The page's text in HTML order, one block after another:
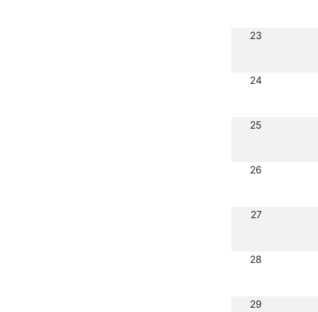
23
24
25
26
27
28
29